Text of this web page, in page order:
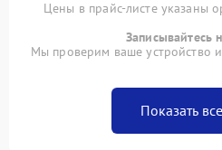
Цены в прайс-листе указаны
Записывайтесь
Мы проверим ваше устройство
Показать